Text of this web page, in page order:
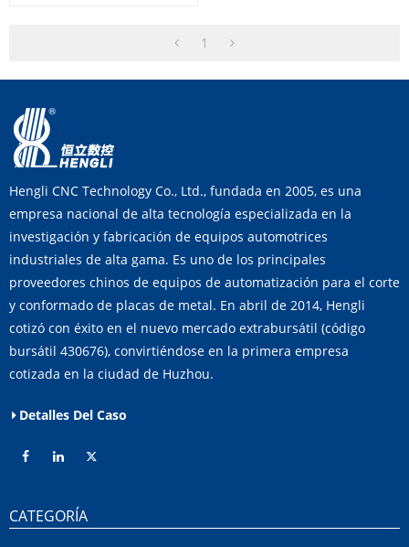
1
Hengli CNC Technology Co., Ltd., fundada en 2005, es una
empresa nacional de alta tecnología especializada en la
investigación y fabricación de equipos automotrices
industriales de alta gama. Es uno de los principales
proveedores chinos de equipos de automatización para el corte
y conformado de placas de metal. En abril de 2014, Hengli
cotizó con éxito en el nuevo mercado extrabursátil (código
bursátil 430676), convirtiéndose en la primera empresa
cotizada en la ciudad de Huzhou.
Detalles Del Caso
CATEGORÍA